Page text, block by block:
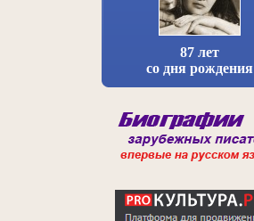
87 лет
со дня рождения